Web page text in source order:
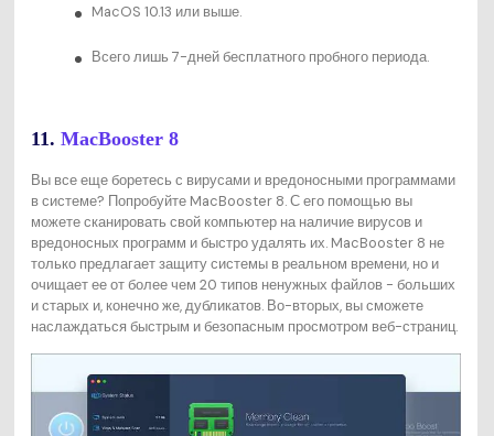
MacOS 10.13 или выше.
Всего лишь 7-дней бесплатного пробного периода.
11. MacBooster 8
Вы все еще боретесь с вирусами и вредоносными программами
в системе? Попробуйте MacBooster 8. С его помощью вы
можете сканировать свой компьютер на наличие вирусов и
вредоносных программ и быстро удалять их. MacBooster 8 не
только предлагает защиту системы в реальном времени, но и
очищает ее от более чем 20 типов ненужных файлов - больших
и старых и, конечно же, дубликатов. Во-вторых, вы сможете
наслаждаться быстрым и безопасным просмотром веб-страниц.